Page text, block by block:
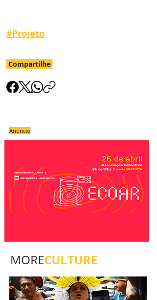
#Projeto
Compartilhe
Anúncio
MORECULTURE